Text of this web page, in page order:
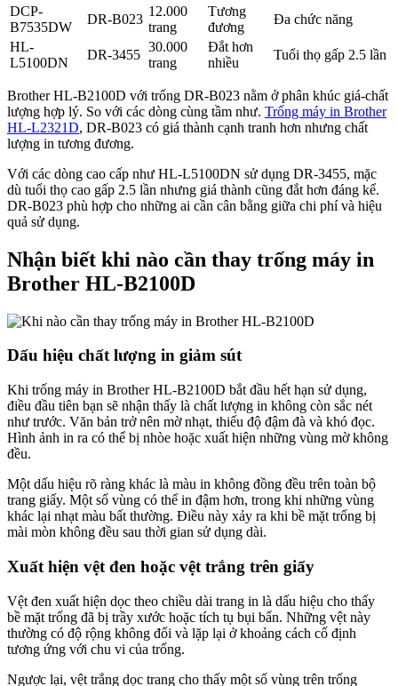
DCP-
B7535DW
DR-B023
12.000
trang
Tương
đương
Đa chức năng
HL-
L5100DN
DR-3455
30.000
trang
Đắt hơn
nhiều
Tuổi thọ gấp 2.5 lần
Brother HL-B2100D với trống DR-B023 nằm ở phân khúc giá-chất
lượng hợp lý. So với các dòng cùng tầm như. Trống máy in Brother
HL-L2321D, DR-B023 có giá thành cạnh tranh hơn nhưng chất
lượng in tương đương.
Với các dòng cao cấp như HL-L5100DN sử dụng DR-3455, mặc
dù tuổi thọ cao gấp 2.5 lần nhưng giá thành cũng đắt hơn đáng kể.
DR-B023 phù hợp cho những ai cần cân bằng giữa chi phí và hiệu
quả sử dụng.
Nhận biết khi nào cần thay trống máy in
Brother HL-B2100D
Dấu hiệu chất lượng in giảm sút
Khi trống máy in Brother HL-B2100D bắt đầu hết hạn sử dụng,
điều đầu tiên bạn sẽ nhận thấy là chất lượng in không còn sắc nét
như trước. Văn bản trở nên mờ nhạt, thiếu độ đậm đà và khó đọc.
Hình ảnh in ra có thể bị nhòe hoặc xuất hiện những vùng mờ không
đều.
Một dấu hiệu rõ ràng khác là màu in không đồng đều trên toàn bộ
trang giấy. Một số vùng có thể in đậm hơn, trong khi những vùng
khác lại nhạt màu bất thường. Điều này xảy ra khi bề mặt trống bị
mài mòn không đều sau thời gian sử dụng dài.
Xuất hiện vệt đen hoặc vệt trắng trên giấy
Vệt đen xuất hiện dọc theo chiều dài trang in là dấu hiệu cho thấy
bề mặt trống đã bị trầy xước hoặc tích tụ bụi bẩn. Những vệt này
thường có độ rộng không đổi và lặp lại ở khoảng cách cố định
tương ứng với chu vi của trống.
Ngược lại, vệt trắng dọc trang cho thấy một số vùng trên trống